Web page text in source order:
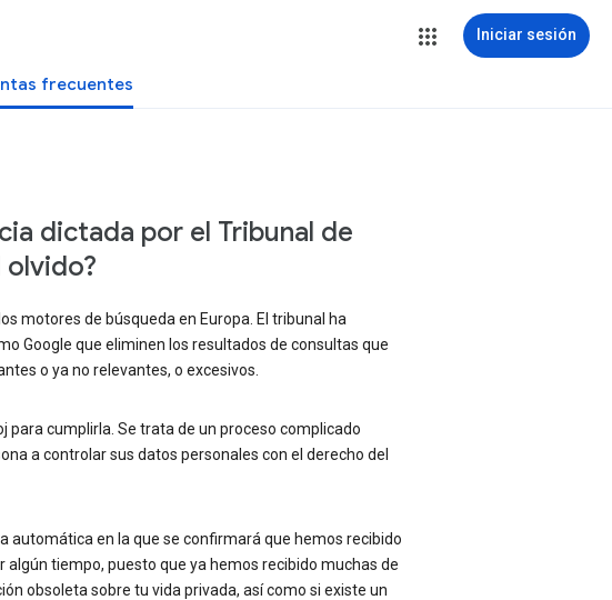
Iniciar sesión
frecuentes
dictada por el Tribunal de
olvido?
motores de búsqueda en Europa. El tribunal ha
Google que eliminen los resultados de consultas que
o ya no relevantes, o excesivos.
para cumplirla. Se trata de un proceso complicado
a controlar sus datos personales con el derecho del
automática en la que se confirmará que hemos recibido
tiempo, puesto que ya hemos recibido muchas de
obsoleta sobre tu vida privada, así como si existe un